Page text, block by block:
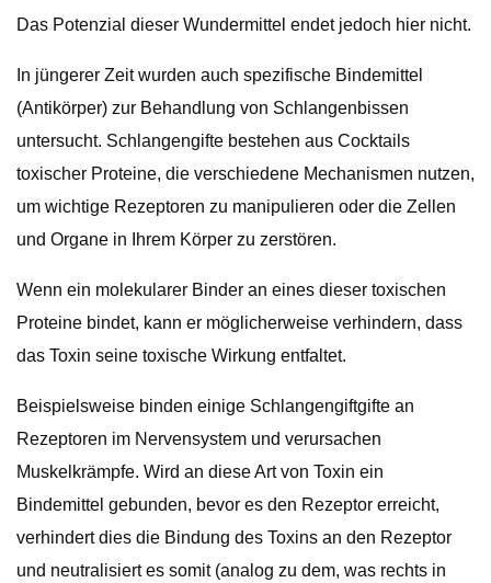
Das Potenzial dieser Wundermittel endet jedoch hier nicht.
In jüngerer Zeit wurden auch spezifische Bindemittel
(Antikörper) zur Behandlung von Schlangenbissen
untersucht. Schlangengifte bestehen aus Cocktails
toxischer Proteine, die verschiedene Mechanismen nutzen,
um wichtige Rezeptoren zu manipulieren oder die Zellen
und Organe in Ihrem Körper zu zerstören.
Wenn ein molekularer Binder an eines dieser toxischen
Proteine ​​bindet, kann er möglicherweise verhindern, dass
das Toxin seine toxische Wirkung entfaltet.
Beispielsweise binden einige Schlangengiftgifte an
Rezeptoren im Nervensystem und verursachen
Muskelkrämpfe. Wird an diese Art von Toxin ein
Bindemittel gebunden, bevor es den Rezeptor erreicht,
verhindert dies die Bindung des Toxins an den Rezeptor
und neutralisiert es somit (analog zu dem, was rechts in